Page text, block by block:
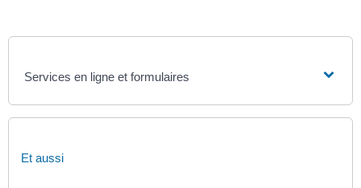
Services en ligne et formulaires
Et aussi